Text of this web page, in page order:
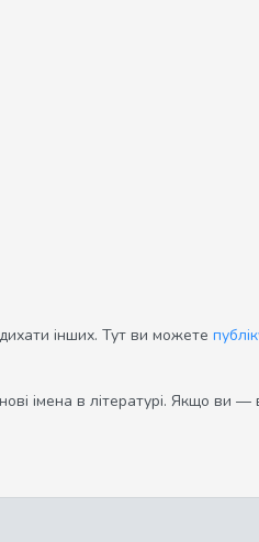
інших. Тут ви можете
імена в літературі. Якщо ви —